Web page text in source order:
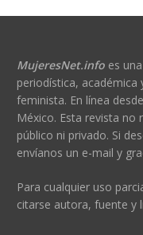
MujeresNet.infoes
periodística, académica
feminista. En línea
México. Esta revista no
público ni privado. Si
envíanos un e-mail y
Para cualquier uso
citarse autora, fuente y